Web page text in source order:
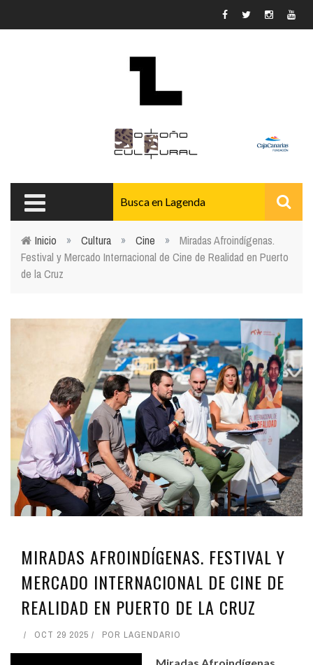
Usted está aquí
Inicio » Cultura » Cine »
Miradas Afroindígenas.
Festival y Mercado Internacional de Cine de Realidad en Puerto
de la Cruz
MIRADAS AFROINDÍGENAS. FESTIVAL Y
MERCADO INTERNACIONAL DE CINE DE
REALIDAD EN PUERTO DE LA CRUZ
OCT 29 2025 POR LAGENDARIO